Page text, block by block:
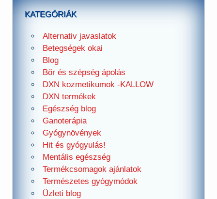
KATEGÓRIÁK
Alternativ javaslatok
Betegségek okai
Blog
Bőr és szépség ápolás
DXN kozmetikumok -KALLOW
DXN termékek
Egészség blog
Ganoterápia
Gyógynövények
Hit és gyógyulás!
Mentális egészség
Termékcsomagok ajánlatok
Természetes gyógymódok
Üzleti blog